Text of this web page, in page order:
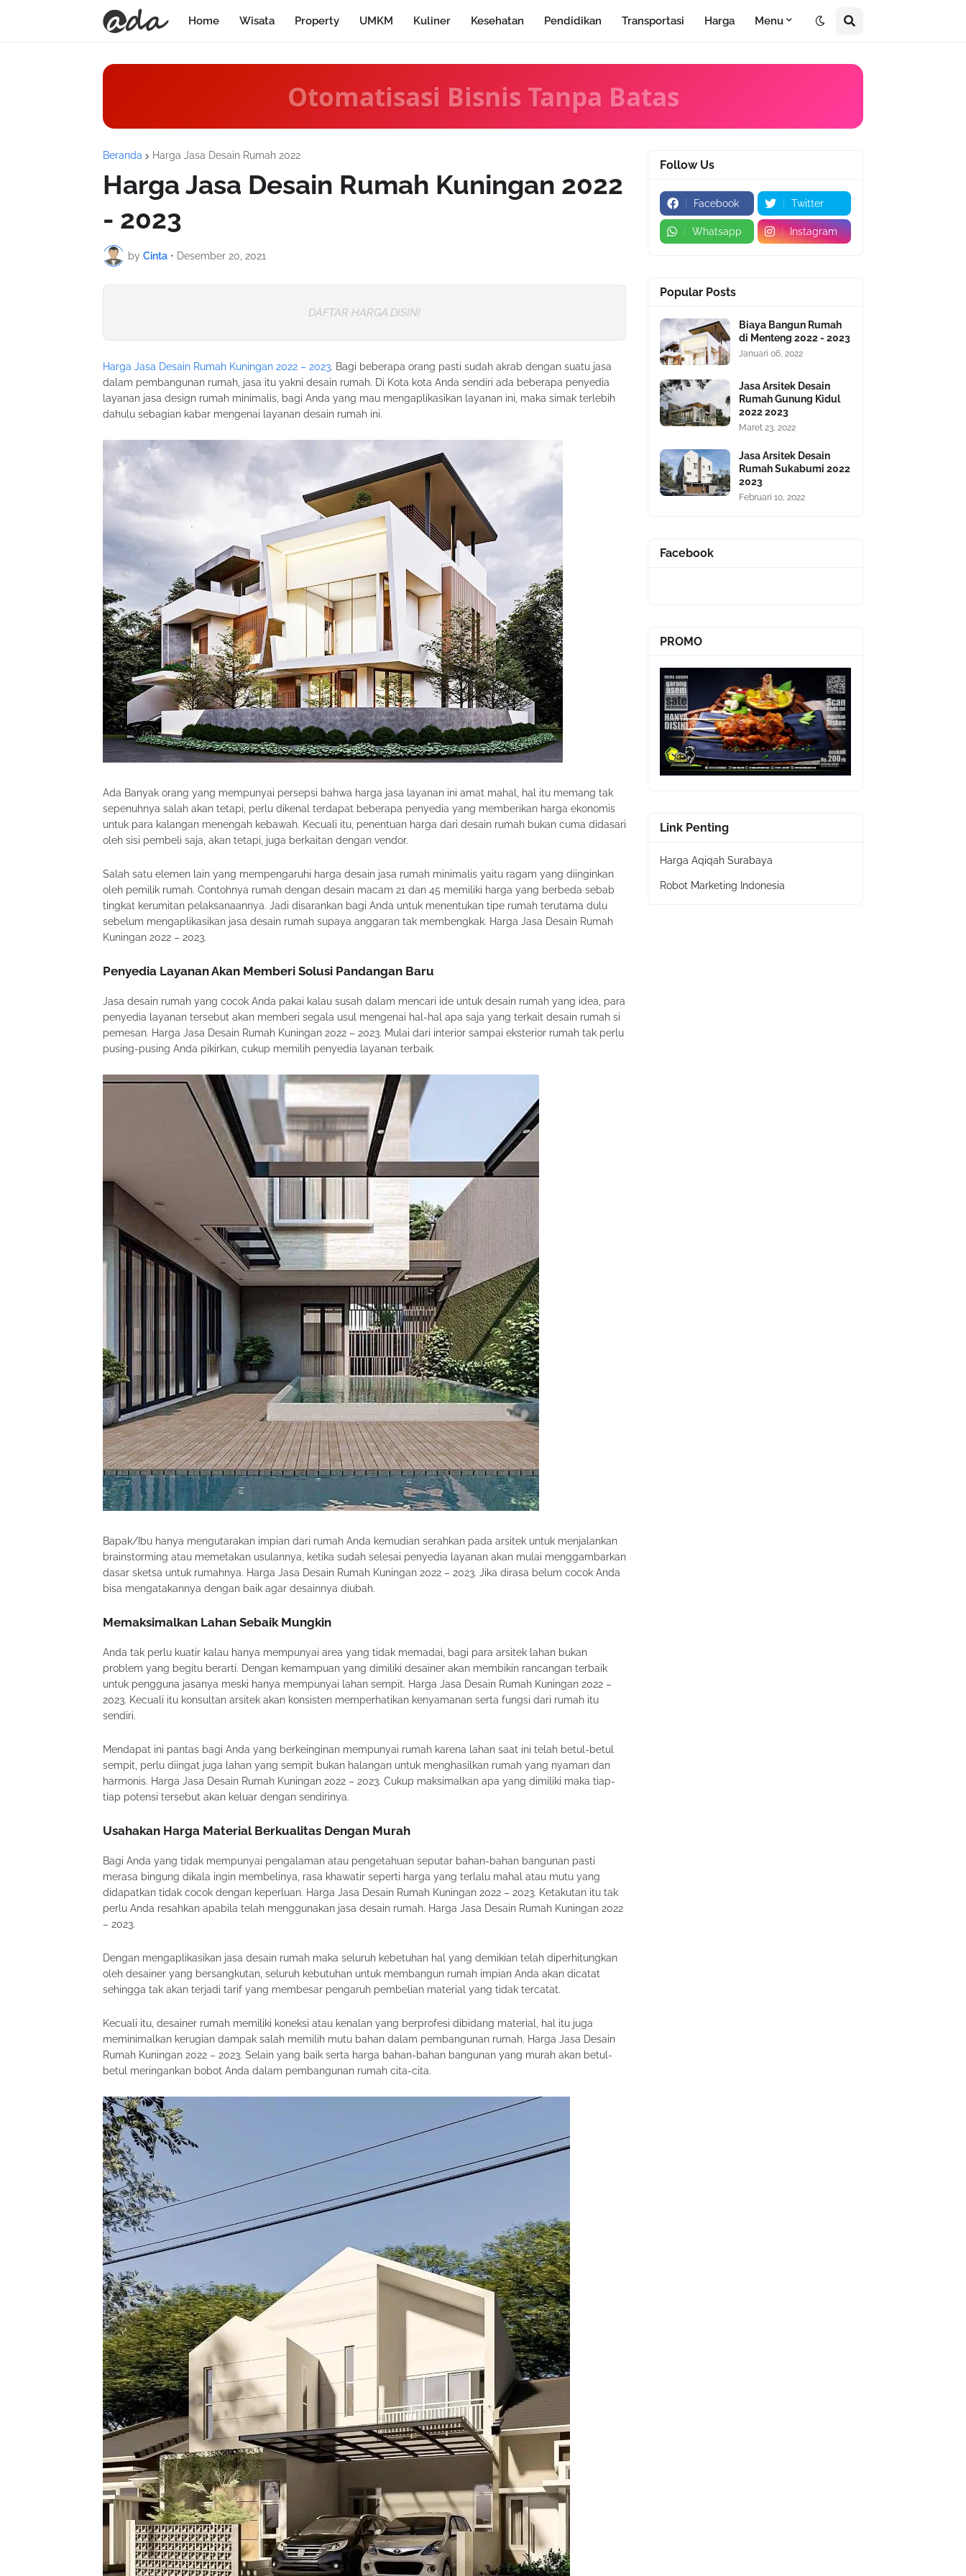
Home Wisata Property UMKM Kuliner Kesehatan Pendidikan Transportasi Harga Menu
Otomatisasi Bisnis Tanpa Batas
Beranda Harga Jasa Desain Rumah 2022
Harga Jasa Desain Rumah Kuningan 2022
- 2023
by Cinta • Desember 20, 2021
DAFTAR HARGA DISINI
Harga Jasa Desain Rumah Kuningan 2022 – 2023. Bagi beberapa orang pasti sudah akrab dengan suatu jasa
dalam pembangunan rumah, jasa itu yakni desain rumah. Di Kota kota Anda sendiri ada beberapa penyedia
layanan jasa design rumah minimalis, bagi Anda yang mau mengaplikasikan layanan ini, maka simak terlebih
dahulu sebagian kabar mengenai layanan desain rumah ini.
Ada Banyak orang yang mempunyai persepsi bahwa harga jasa layanan ini amat mahal, hal itu memang tak
sepenuhnya salah akan tetapi, perlu dikenal terdapat beberapa penyedia yang memberikan harga ekonomis
untuk para kalangan menengah kebawah. Kecuali itu, penentuan harga dari desain rumah bukan cuma didasari
oleh sisi pembeli saja, akan tetapi, juga berkaitan dengan vendor.
Salah satu elemen lain yang mempengaruhi harga desain jasa rumah minimalis yaitu ragam yang diinginkan
oleh pemilik rumah. Contohnya rumah dengan desain macam 21 dan 45 memiliki harga yang berbeda sebab
tingkat kerumitan pelaksanaannya. Jadi disarankan bagi Anda untuk menentukan tipe rumah terutama dulu
sebelum mengaplikasikan jasa desain rumah supaya anggaran tak membengkak. Harga Jasa Desain Rumah
Kuningan 2022 – 2023.
Penyedia Layanan Akan Memberi Solusi Pandangan Baru
Jasa desain rumah yang cocok Anda pakai kalau susah dalam mencari ide untuk desain rumah yang idea, para
penyedia layanan tersebut akan memberi segala usul mengenai hal-hal apa saja yang terkait desain rumah si
pemesan. Harga Jasa Desain Rumah Kuningan 2022 – 2023. Mulai dari interior sampai eksterior rumah tak perlu
pusing-pusing Anda pikirkan, cukup memilih penyedia layanan terbaik.
Bapak/Ibu hanya mengutarakan impian dari rumah Anda kemudian serahkan pada arsitek untuk menjalankan
brainstorming atau memetakan usulannya, ketika sudah selesai penyedia layanan akan mulai menggambarkan
dasar sketsa untuk rumahnya. Harga Jasa Desain Rumah Kuningan 2022 – 2023. Jika dirasa belum cocok Anda
bisa mengatakannya dengan baik agar desainnya diubah.
Memaksimalkan Lahan Sebaik Mungkin
Anda tak perlu kuatir kalau hanya mempunyai area yang tidak memadai, bagi para arsitek lahan bukan
problem yang begitu berarti. Dengan kemampuan yang dimiliki desainer akan membikin rancangan terbaik
untuk pengguna jasanya meski hanya mempunyai lahan sempit. Harga Jasa Desain Rumah Kuningan 2022 –
2023. Kecuali itu konsultan arsitek akan konsisten memperhatikan kenyamanan serta fungsi dari rumah itu
sendiri.
Mendapat ini pantas bagi Anda yang berkeinginan mempunyai rumah karena lahan saat ini telah betul-betul
sempit, perlu diingat juga lahan yang sempit bukan halangan untuk menghasilkan rumah yang nyaman dan
harmonis. Harga Jasa Desain Rumah Kuningan 2022 – 2023. Cukup maksimalkan apa yang dimiliki maka tiap-
tiap potensi tersebut akan keluar dengan sendirinya.
Usahakan Harga Material Berkualitas Dengan Murah
Bagi Anda yang tidak mempunyai pengalaman atau pengetahuan seputar bahan-bahan bangunan pasti
merasa bingung dikala ingin membelinya, rasa khawatir seperti harga yang terlalu mahal atau mutu yang
didapatkan tidak cocok dengan keperluan. Harga Jasa Desain Rumah Kuningan 2022 – 2023. Ketakutan itu tak
perlu Anda resahkan apabila telah menggunakan jasa desain rumah. Harga Jasa Desain Rumah Kuningan 2022
– 2023.
Dengan mengaplikasikan jasa desain rumah maka seluruh kebetuhan hal yang demikian telah diperhitungkan
oleh desainer yang bersangkutan, seluruh kebutuhan untuk membangun rumah impian Anda akan dicatat
sehingga tak akan terjadi tarif yang membesar pengaruh pembelian material yang tidak tercatat.
Kecuali itu, desainer rumah memiliki koneksi atau kenalan yang berprofesi dibidang material, hal itu juga
meminimalkan kerugian dampak salah memilih mutu bahan dalam pembangunan rumah. Harga Jasa Desain
Rumah Kuningan 2022 – 2023. Selain yang baik serta harga bahan-bahan bangunan yang murah akan betul-
betul meringankan bobot Anda dalam pembangunan rumah cita-cita.
Follow Us
Facebook Twitter
Whatsapp Instagram
Popular Posts
Biaya Bangun Rumah
di Menteng 2022 - 2023
Januari 06, 2022
Jasa Arsitek Desain
Rumah Gunung Kidul
2022 2023
Maret 23, 2022
Jasa Arsitek Desain
Rumah Sukabumi 2022
2023
Februari 10, 2022
Facebook
PROMO
Link Penting
Harga Aqiqah Surabaya
Robot Marketing Indonesia